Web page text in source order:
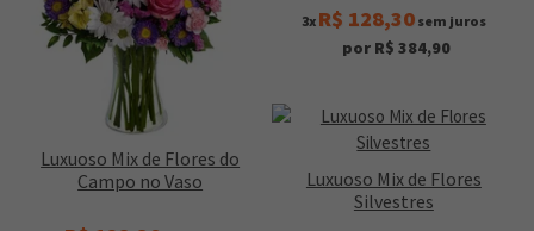
Luxuoso Mix de Flores do
Campo no Vaso
3x R$ 128,30sem juros
por R$ 384,90
Luxuoso Mix de Flores
Silvestres